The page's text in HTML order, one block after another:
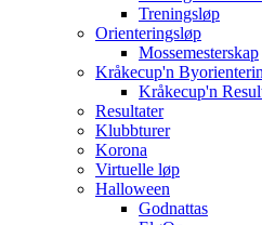
Treningsløp
Orienteringsløp
Mossemesterskap
Kråkecup'n
Kråkecup'n
Resultater
Klubbturer
Korona
Virtuelle løp
Halloween
Godnattas